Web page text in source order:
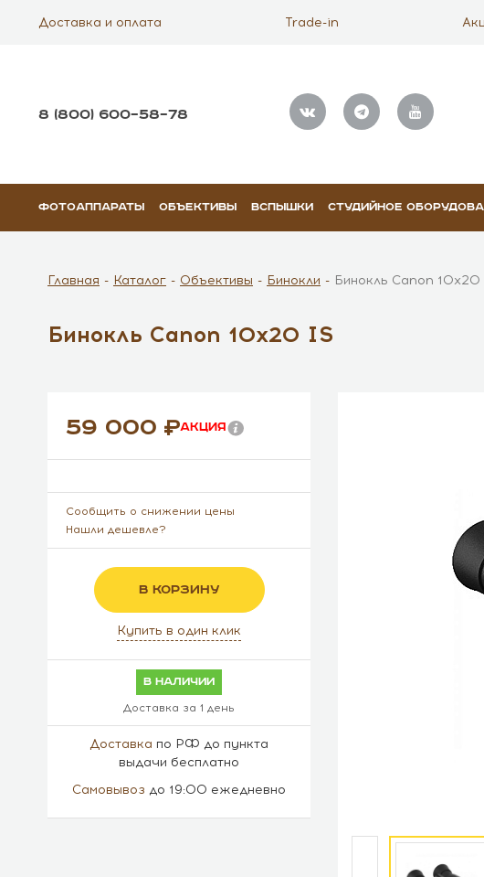
Доставка и оплата Trade-in
8 (800) 600–58–78
ФОТОАППАРАТЫ ОБЪЕКТИВЫ ВСПЫШКИ СТУДИЙНОЕ
Главная Каталог Объективы Бинокли Бинокль Canon 10x20
Бинокль Canon 10x20 IS
59 000 Акция
Сообщить о снижении цены
Нашли дешевле?
В КОРЗИНУ
Купить в один клик
в наличии
Доставка за 1 день
Доставка по РФ до пункта
выдачи бесплатно
Самовывоз до 19:00 ежедневно